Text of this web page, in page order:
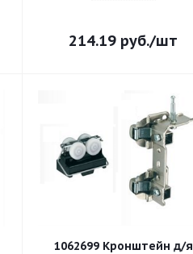
214.19 руб./шт
1062699 Кронштейн д/я